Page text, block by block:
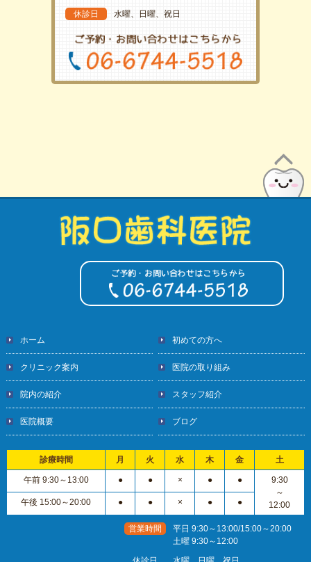
休診日
水曜、日曜、祝日
ホーム 初めての方へ
クリニック案内 医院の取り組み
院内の紹介 スタッフ紹介
医院概要 ブログ
診療時間 月 火 水 木 金 土
午前 9:30～13:00 ● ● × ● ●
9:30
～
12:00
午後 15:00～20:00 ● ● × ● ●
営業時間
平日 9:30～13:00/15:00～20:00
土曜 9:30～12:00